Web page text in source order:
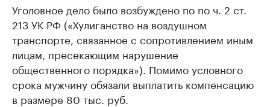
Уголовное дело было возбуждено по по ч. 2 ст.
213 УК РФ («Хулиганство на воздушном
транспорте, связанное с сопротивлением иным
лицам, пресекающим нарушение
общественного порядка»). Помимо условного
срока мужчину обязали выплатить компенсацию
в размере 80 тыс. руб.